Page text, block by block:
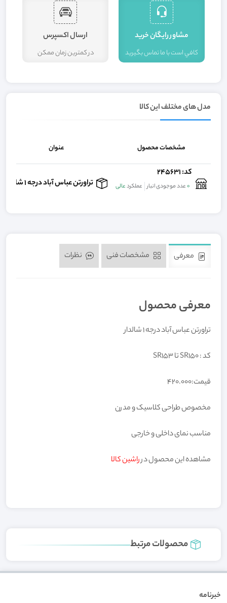
مشاور رايگان خريد
کافي است با ما تماس بگيريد
ارسال اکسپرس
در کمترين زمان ممکن
مدل های مختلف این کالا
مشخصات محصول عنوان
کد: 245631
0عدد موجودی انبار عملکردعالی تراورتن عباس آباد درجه ۱ شالدار
معرفی
معرفی محصول
تراورتن عباس آباد درجه ۱ شالدار
کد : SR150 تا SR153
قیمت:420.000
مخصوص طراحی کلاسیک و مدرن
مناسب نمای داخلی و خارجی
مشاهده این محصول درراشین کالا
محصولات مرتبط
خبرنامه